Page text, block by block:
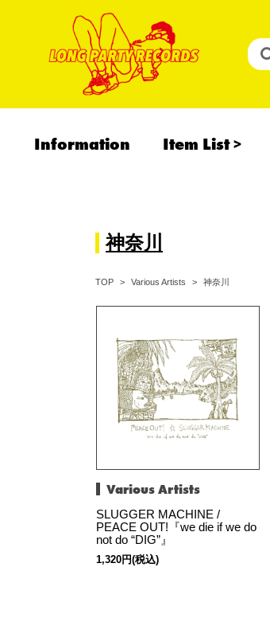
Information Item List
神奈川
TOP Various Artists 神奈川
Various Artists
SLUGGER MACHINE /
PEACE OUT!『we die if we do
not do “DIG”』
1,320円(税込)